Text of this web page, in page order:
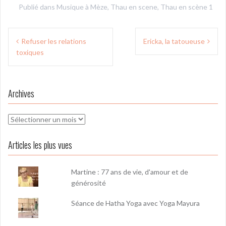
Publié dans Musique à Mèze, Thau en scene, Thau en scène 1
Navigation
de Refuser les relations
toxiques
Ericka, la tatoueuse
Archives
Archives
Articles les plus vues
Martine : 77 ans de vie, d'amour et de
générosité
Séance de Hatha Yoga avec Yoga Mayura